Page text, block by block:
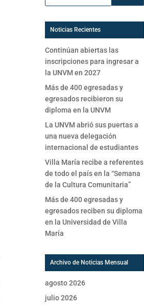
Noticias Recientes
Continúan abiertas las
inscripciones para ingresar a
la UNVM en 2027
Más de 400 egresadas y
egresados recibieron su
diploma en la UNVM
La UNVM abrió sus puertas a
una nueva delegación
internacional de estudiantes
Villa María recibe a referentes
de todo el país en la “Semana
de la Cultura Comunitaria”
Más de 400 egresadas y
egresados reciben su diploma
en la Universidad de Villa
María
Archivo de Noticias Mensual
agosto 2026
julio 2026